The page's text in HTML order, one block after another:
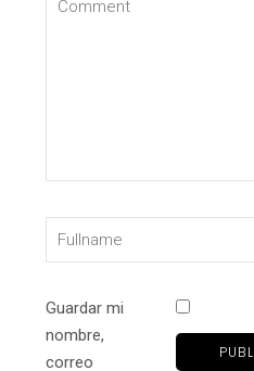
Guardar mi
nombre,
correo